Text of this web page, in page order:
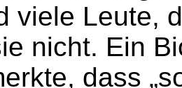
viele Leute,
nicht. Ein
dass